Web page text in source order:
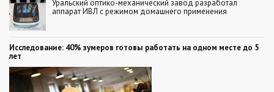
Уральский оптико-механический завод разработал
аппарат ИВЛ с режимом домашнего применения
Исследование: 40% зумеров готовы работать на одном месте до 5
лет